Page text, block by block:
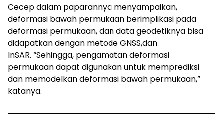
Cecep dalam paparannya menyampaikan,
deformasi bawah permukaan berimplikasi pada
deformasi permukaan, dan data geodetiknya bisa
didapatkan dengan metode GNSS,dan
InSAR. “Sehingga, pengamatan deformasi
permukaan dapat digunakan untuk memprediksi
dan memodelkan deformasi bawah permukaan,”
katanya.